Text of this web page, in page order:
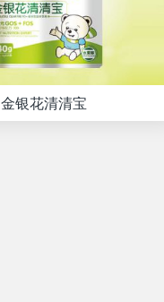
金银花清清宝